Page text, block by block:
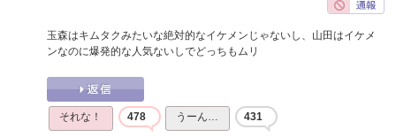
玉森はキムタクみたいな絶対的なイケメンじゃないし、山田はイケメ
ンなのに爆発的な人気ないしでどっちもムリ
それな！ 478 うーん… 431